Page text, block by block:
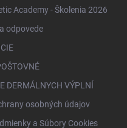
Academy - Školenia 2026
odpovede
DERMÁLNYCH VÝPLNÍ
osobných údajov
a Súbory Cookies